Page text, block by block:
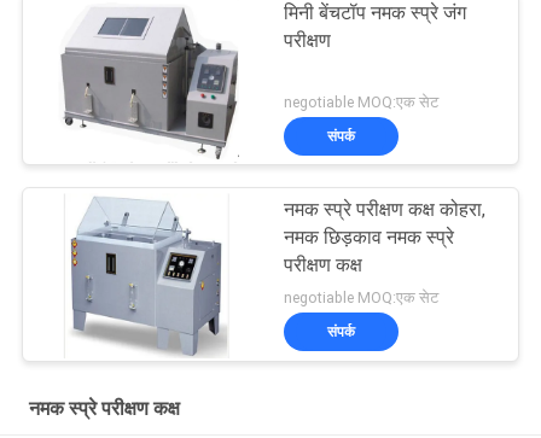
मिनी बेंचटॉप नमक स्प्रे जंग
परीक्षण
negotiable MOQ:एक सेट
संपर्क
नमक स्प्रे परीक्षण कक्ष कोहरा,
नमक छिड़काव नमक स्प्रे
परीक्षण कक्ष
negotiable MOQ:एक सेट
संपर्क
नमक स्प्रे परीक्षण कक्ष